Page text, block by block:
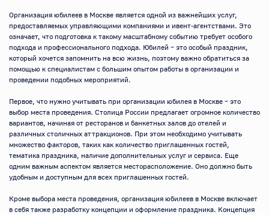
Организация юбилеев в Москве является одной из важнейших услуг,
предоставляемых управляющими компаниями и ивент-агентствами. Это
означает, что подготовка к такому масштабному событию требует особого
подхода и профессионального подхода. Юбилей – это особый праздник,
который хочется запомнить на всю жизнь, поэтому важно обратиться за
помощью к специалистам с большим опытом работы в организации и
проведении подобных мероприятий.
Первое, что нужно учитывать при организации юбилея в Москве – это
выбор места проведения. Столица России предлагает огромное количество
вариантов, начиная от ресторанов и банкетных залов до отелей и
различных столичных аттракционов. При этом необходимо учитывать
множество факторов, таких как количество приглашенных гостей,
тематика праздника, наличие дополнительных услуг и сервиса. Еще
одним важным аспектом является месторасположение. Оно должно быть
удобным и доступным для всех приглашенных гостей.
Кроме выбора места проведения, организация юбилеев в Москве включает
в себя также разработку концепции и оформление праздника. Концепция